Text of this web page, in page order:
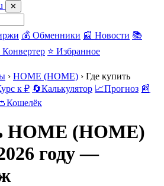
✕
💰 Обменники 📰 Новости 📚
Конвертер ⭐ Избранное
› HOME (HOME) › Где купить
к ₽ 🔄Калькулятор 📈Прогноз 📰
Кошелёк
HOME (HOME)
году —